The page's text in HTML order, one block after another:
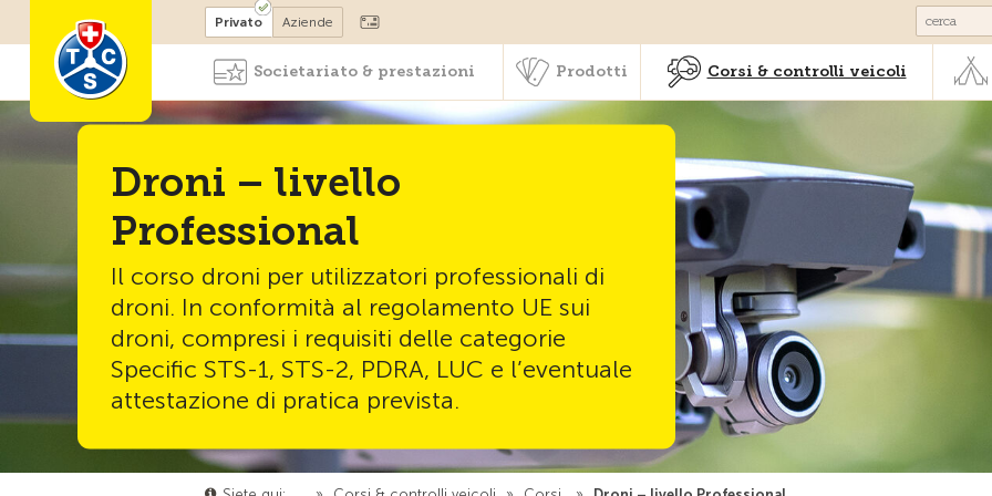
Diventare socio Corsi & controlli
Privato Aziende
Societariato & prestazioni Prodotti Corsi & controlli veicoli
Droni – livello
Professional
Il corso droni per utilizzatori professionali di
droni. In conformità al regolamento UE sui
droni, compresi i requisiti delle categorie
Specific STS-1, STS-2, PDRA, LUC e l’eventuale
attestazione di pratica prevista.